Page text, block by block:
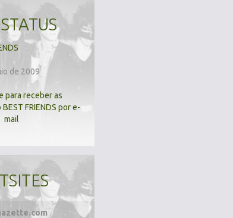
de 2009
para receber as
FRIENDS por e-
mail